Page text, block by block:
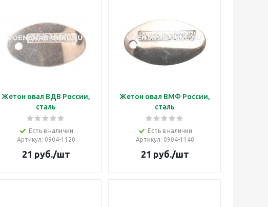
Жетон овал ВДВ России,
сталь
Есть в наличии
Артикул: 0904-1120
21 руб./шт
Жетон овал ВМФ России,
сталь
Есть в наличии
Артикул: 0904-1140
21 руб./шт